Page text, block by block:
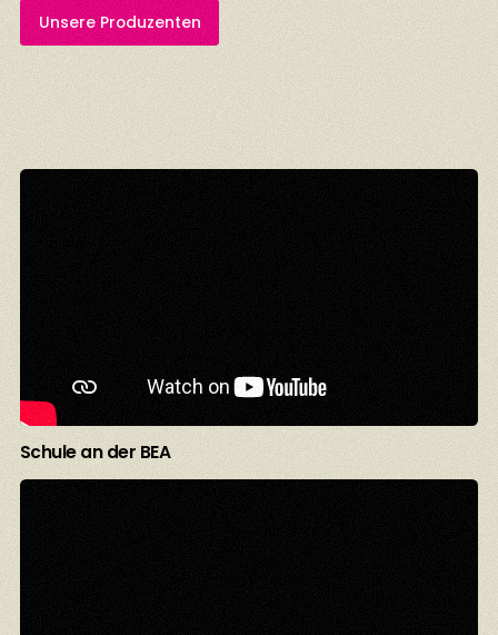
Unsere Produzenten
Schule an der BEA